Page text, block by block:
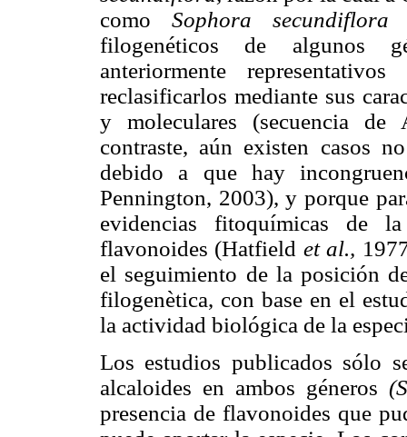
como Sophora
filogenéticos de algunos
anteriormente
reclasificarlos mediante sus
y moleculares (secuencia
contraste, aún existen casos
debido a que hay
Pennington, 2003), y porque
evidencias fitoquímicas de
flavonoides (Hatfield et al.,
el seguimiento de la posición
filogenètica, con base en el
la actividad biológica de la
Los estudios publicados sólo
alcaloides en ambos géneros
presencia de flavonoides que